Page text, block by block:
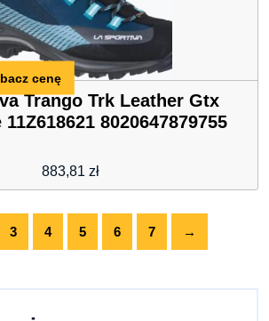
Trango Trk Leather Gtx
8020647879755
883,81 zł
cenę
3 4 5 6 7 →